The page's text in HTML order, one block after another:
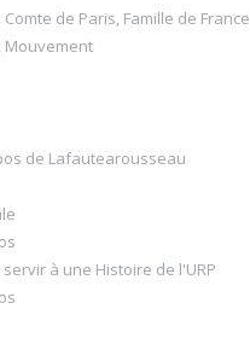
de Paris, Famille de France
Mouvement
de Lafautearousseau
à une Histoire de l'URP